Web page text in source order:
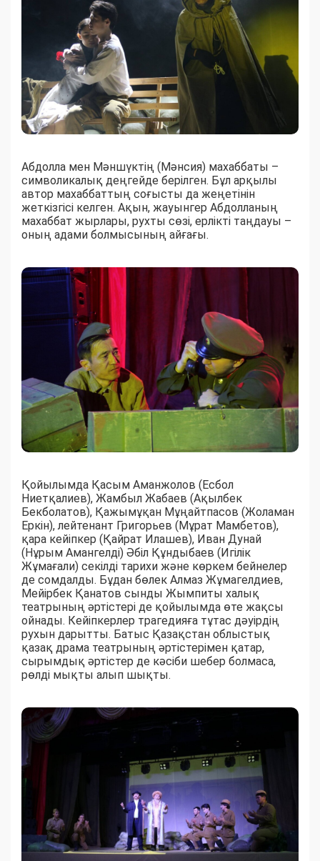
Абдолла мен Мәншүктің (Мәнсия) махаббаты –
символикалық деңгейде берілген. Бұл арқылы
автор махаббаттың соғысты да жеңетінін
жеткізгісі келген. Ақын, жауынгер Абдолланың
махаббат жырлары, рухты сөзі, ерлікті таңдауы –
оның адами болмысының айғағы.
Қойылымда Қасым Аманжолов (Есбол
Ниетқалиев), Жамбыл Жабаев (Ақылбек
Бекболатов), Қажымұқан Мұңайтпасов (Жоламан
Еркін), лейтенант Григорьев (Мұрат Мамбетов),
қара кейіпкер (Қайрат Илашев), Иван Дунай
(Нұрым Амангелді) Әбіл Құндыбаев (Игілік
Жұмағали) секілді тарихи және көркем бейнелер
де сомдалды. Бұдан бөлек Алмаз Жұмагелдиев,
Мейірбек Қанатов сынды Жымпиты халық
театрының әртістері де қойылымда өте жақсы
ойнады. Кейіпкерлер трагедияға тұтас дәуірдің
рухын дарытты. Батыс Қазақстан облыстық
қазақ драма театрының әртістерімен қатар,
сырымдық әртістер де кәсіби шебер болмаса,
рөлді мықты алып шықты.